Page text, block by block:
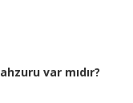
var mıdır?